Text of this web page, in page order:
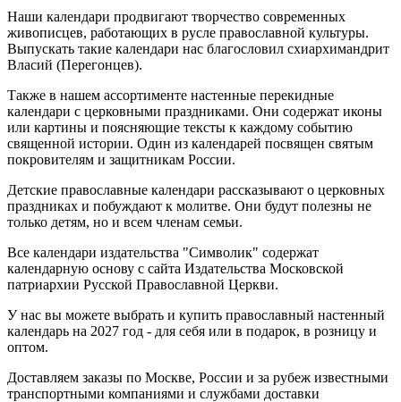
Наши календари продвигают творчество современных
живописцев, работающих в русле православной культуры.
Выпускать такие календари нас благословил схиархимандрит
Власий (Перегонцев).
Также в нашем ассортименте настенные перекидные
календари с церковными праздниками. Они содержат иконы
или картины и поясняющие тексты к каждому событию
священной истории. Один из календарей посвящен святым
покровителям и защитникам России.
Детские православные календари рассказывают о церковных
праздниках и побуждают к молитве. Они будут полезны не
только детям, но и всем членам семьи.
Все календари издательства "Символик" содержат
календарную основу с сайта Издательства Московской
патриархии Русской Православной Церкви.
У нас вы можете выбрать и купить православный настенный
календарь на 2027 год - для себя или в подарок, в розницу и
оптом.
Доставляем заказы по Москве, России и за рубеж известными
транспортными компаниями и службами доставки